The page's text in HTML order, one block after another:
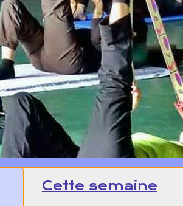
Cette semaine